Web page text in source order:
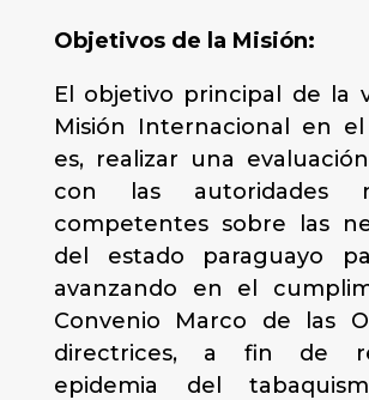
Objetivos de la Misión:
El objetivo principal de la
Misión Internacional en el
es, realizar una
con las autoridades
competentes sobre las
del estado paraguayo
avanzando en el
Convenio Marco de las
directrices, a fin de
epidemia del